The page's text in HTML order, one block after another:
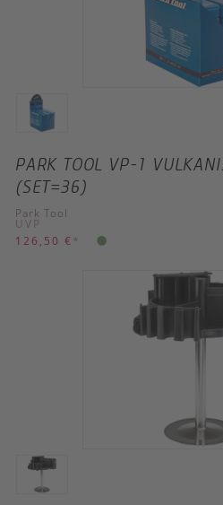
PARK TOOL VP-1
(SET=36)
Park Tool
UVP
126,50 € *